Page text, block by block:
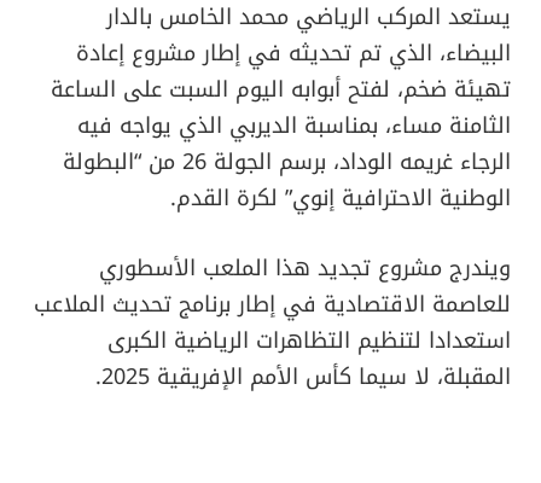
يستعد المركب الرياضي محمد الخامس بالدار
البيضاء، الذي تم تحديثه في إطار مشروع إعادة
تهيئة ضخم، لفتح أبوابه اليوم السبت على الساعة
الثامنة مساء، بمناسبة الديربي الذي يواجه فيه
الرجاء غريمه الوداد، برسم الجولة 26 من “البطولة
الوطنية الاحترافية إنوي” لكرة القدم.
ويندرج مشروع تجديد هذا الملعب الأسطوري
للعاصمة الاقتصادية في إطار برنامج تحديث الملاعب
استعدادا لتنظيم التظاهرات الرياضية الكبرى
المقبلة، لا سيما كأس الأمم الإفريقية 2025.